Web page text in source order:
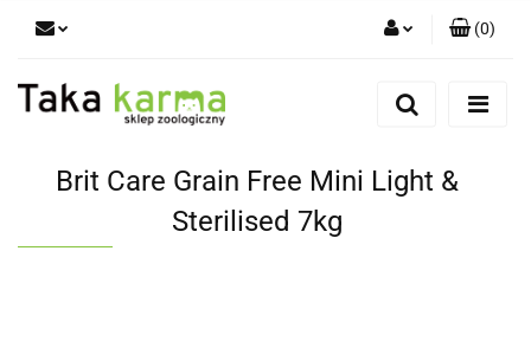
Zaloguj się
Zgody cookies
(0)
Brit Care Grain Free Mini Light &
Sterilised 7kg